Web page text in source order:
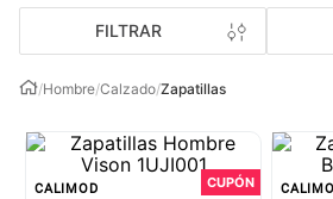
FILTRAR
/Hombre/Calzado/Zapatillas
CALIMOD